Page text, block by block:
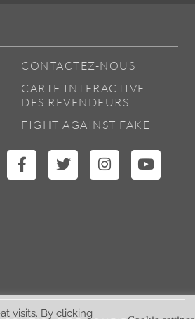
CONTACTEZ-NOUS
CARTE INTERACTIVE
DES REVENDEURS
FIGHT AGAINST FAKE
visits. By clicking